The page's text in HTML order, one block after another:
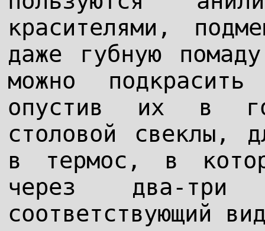
красителями,
даже губную
можно
опустив их в
столовой свеклы,
в термос, в
через два-
соответствующий